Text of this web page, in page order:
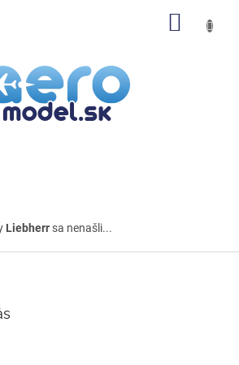
Liebherr sa nenašli...